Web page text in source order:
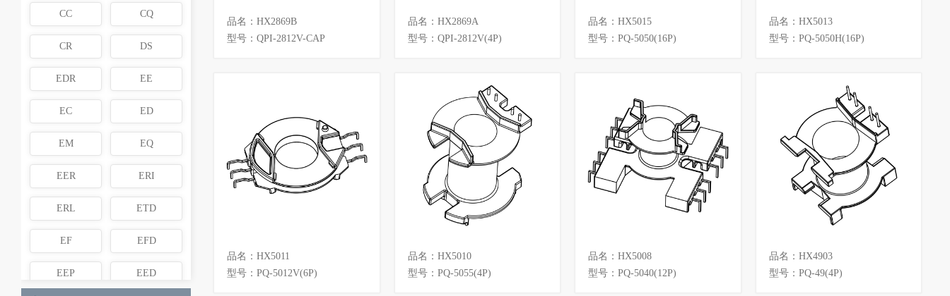
CC CQ
CR DS
EDR EE
EC ED
EM EQ
EER ERI
ERL ETD
EF EFD
EEP EED
品名：HX2869B
型号：QPI-2812V-CAP
品名：HX2869A
型号：QPI-2812V(4P)
品名：HX5015
型号：PQ-5050(16P)
品名：HX5013
型号：PQ-5050H(16P)
品名：HX5011
型号：PQ-5012V(6P)
品名：HX5010
型号：PQ-5055(4P)
品名：HX5008
型号：PQ-5040(12P)
品名：HX4903
型号：PQ-49(4P)